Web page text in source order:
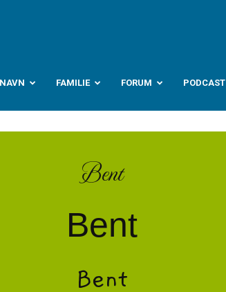
NAVN FAMILIE FORUM PODCAST
Bent
Bent
Bent